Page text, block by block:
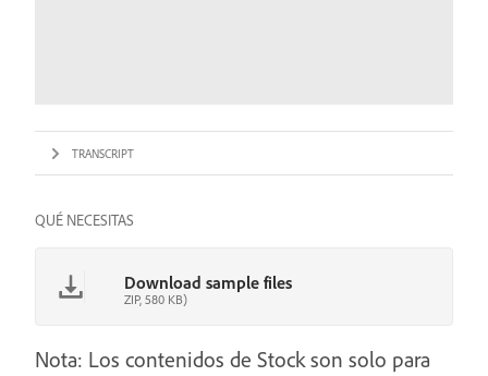
TRANSCRIPT
QUÉ NECESITAS
Download sample files
ZIP, 580 KB)
Nota: Los contenidos de Stock son solo para